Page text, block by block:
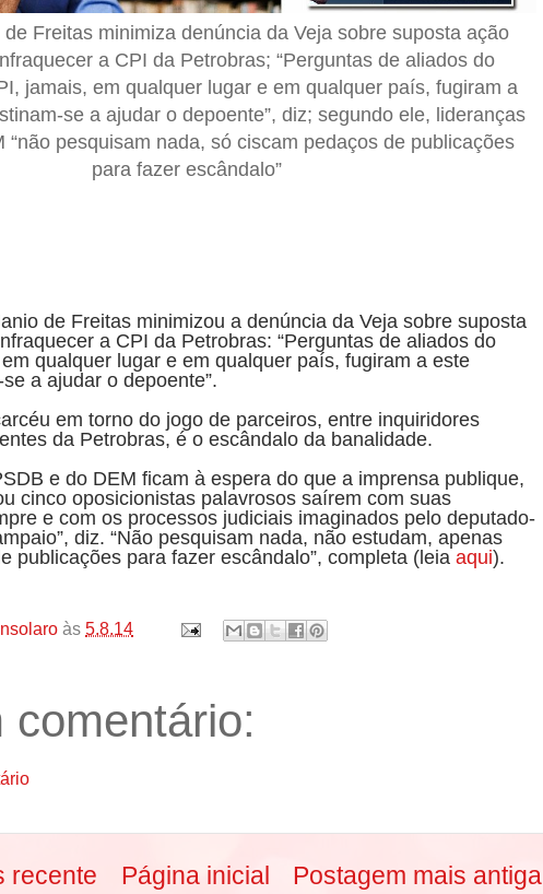
Freitas minimiza denúncia da Veja sobre suposta ação
a CPI da Petrobras; “Perguntas de aliados do
jamais, em qualquer lugar e em qualquer país, fugiram a
se a ajudar o depoente”, diz; segundo ele, lideranças
“não pesquisam nada, só ciscam pedaços de publicações
para fazer escândalo”
de Freitas minimizou a denúncia da Veja sobre suposta
a CPI da Petrobras: “Perguntas de aliados do
qualquer lugar e em qualquer país, fugiram a este
a ajudar o depoente”.
em torno do jogo de parceiros, entre inquiridores
da Petrobras, é o escândalo da banalidade.
e do DEM ficam à espera do que a imprensa publique,
cinco oposicionistas palavrosos saírem com suas
e com os processos judiciais imaginados pelo deputado-
diz. “Não pesquisam nada, não estudam, apenas
publicações para fazer escândalo”, completa (leia aqui).
às 5.8.14
comentário:
recente Postagem mais antiga
Página inicial